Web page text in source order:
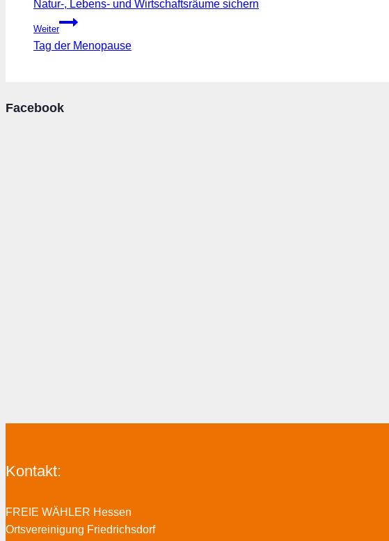
Natur-, Lebens- und Wirtschaftsräume sichern
Weiter
Tag der Menopause
Facebook
Kontakt:
FREIE WÄHLER Hessen
Ortsvereinigung Friedrichsdorf